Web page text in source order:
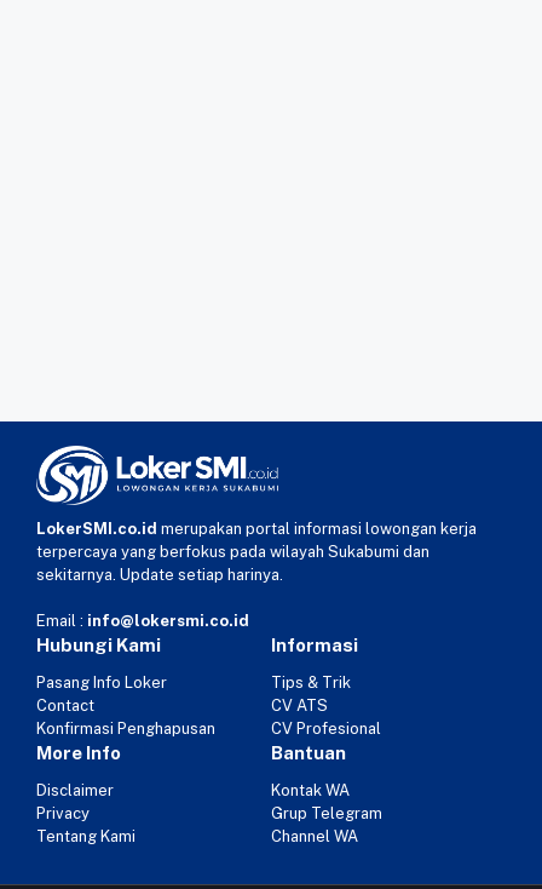
LokerSMI.co.id merupakan portal informasi lowongan kerja
terpercaya yang berfokus pada wilayah Sukabumi dan
sekitarnya. Update setiap harinya.
Email : info@lokersmi.co.id
Hubungi Kami
Pasang Info Loker
Contact
Konfirmasi Penghapusan
Informasi
Tips & Trik
CV ATS
CV Profesional
More Info
Disclaimer
Privacy
Tentang Kami
Bantuan
Kontak WA
Grup Telegram
Channel WA